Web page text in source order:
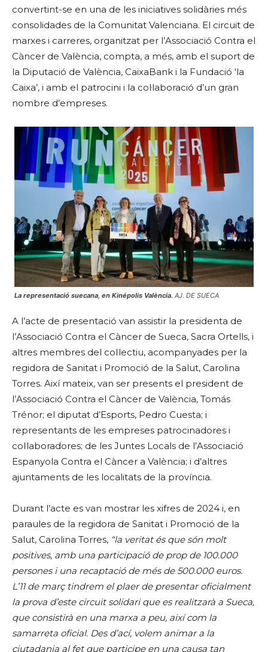
convertint-se en una de les iniciatives solidàries més
consolidades de la Comunitat Valenciana. El circuit de
marxes i carreres, organitzat per l’Associació Contra el
Càncer de València, compta, a més, amb el suport de
la Diputació de València, CaixaBank i la Fundació ‘la
Caixa’, i amb el patrocini i la col·laboració d’un gran
nombre d’empreses.
La representació suecana, en Kinépolis València. AJ. DE SUECA
A l’acte de presentació van assistir la presidenta de
l’Associació Contra el Càncer de Sueca, Sacra Ortells, i
altres membres del col·lectiu, acompanyades per la
regidora de Sanitat i Promoció de la Salut, Carolina
Torres. Així mateix, van ser presents el president de
l’Associació Contra el Càncer de València, Tomás
Trénor; el diputat d’Esports, Pedro Cuesta; i
representants de les empreses patrocinadores i
col·laboradores; de les Juntes Locals de l’Associació
Espanyola Contra el Càncer a València; i d’altres
ajuntaments de les localitats de la província.
Durant l’acte es van mostrar les xifres de 2024 i, en
paraules de la regidora de Sanitat i Promoció de la
Salut, Carolina Torres, “la veritat és que són molt
positives, amb una participació de prop de 100.000
persones i una recaptació de més de 500.000 euros.
L’11 de març tindrem el plaer de presentar oficialment
la prova d’este circuit solidari que es realitzarà a Sueca,
que consistirà en una marxa a peu, així com la
samarreta oficial. Des d’ací, volem animar a la
ciutadania al fet que participe en una causa tan